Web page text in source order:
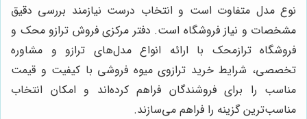
نوع مدل متفاوت است و انتخاب درست نیازمند بررسی دقیق
مشخصات و نیاز فروشگاه است. دفتر مرکزی فروش ترازو محک و
فروشگاه ترازمحک با ارائه انواع مدل‌های ترازو و مشاوره
تخصصی، شرایط خرید ترازوی میوه فروشی با کیفیت و قیمت
مناسب را برای فروشندگان فراهم کرده‌اند و امکان انتخاب
مناسب‌ترین گزینه را فراهم می‌سازند.